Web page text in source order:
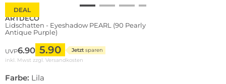
DEAL
ARTDECO
Lidschatten - Eyeshadow PEARL (90 Pearly
Antique Purple)
UVP6.90 5.90 Jetzt sparen
inkl. Mwst zzgl. Versandkosten
Farbe: Lila